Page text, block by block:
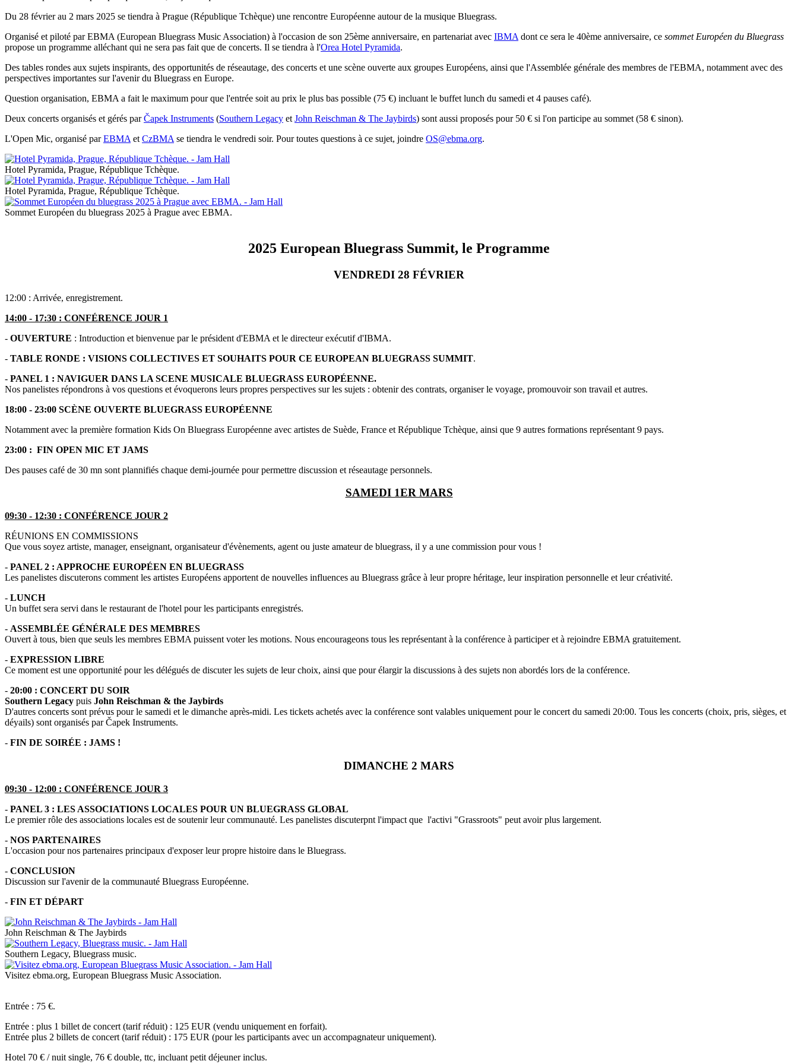
Du 28 février au 2 mars 2025 se tiendra à Prague (République Tchèque) une rencontre Européenne autour de la musique Bluegrass.
Organisé et piloté par EBMA (European Bluegrass Music Association) à l'occasion de son 25ème anniversaire, en partenariat avec IBMA dont ce sera le 40ème anniversaire, ce sommet Européen du Bluegrass
propose un programme alléchant qui ne sera pas fait que de concerts. Il se tiendra à l'Orea Hotel Pyramida.
Des tables rondes aux sujets inspirants, des opportunités de réseautage, des concerts et une scène ouverte aux groupes Européens, ainsi que l'Assemblée générale des membres de l'EBMA, notamment avec des
perspectives importantes sur l'avenir du Bluegrass en Europe.
Question organisation, EBMA a fait le maximum pour que l'entrée soit au prix le plus bas possible (75 €) incluant le buffet lunch du samedi et 4 pauses café).
Deux concerts organisés et gérés parČapek Instruments (Southern Legacy et John Reischman & The Jaybirds) sont aussi proposés pour 50 € si l'on participe au sommet (58 € sinon).
L'Open Mic, organisé parEBMA et CzBMA se tiendra le vendredi soir. Pour toutes questions à ce sujet, joindre OS@ebma.org.
Hotel Pyramida, Prague, République Tchèque.
Hotel Pyramida, Prague, République Tchèque.
Sommet Européen du bluegrass 2025 à Prague avec EBMA.
2025 European Bluegrass Summit, le Programme
VENDREDI 28 FÉVRIER
12:00 : Arrivée, enregistrement.
14:00 - 17:30 : CONFÉRENCE JOUR 1
- OUVERTURE : Introduction et bienvenue par le président d'EBMA et le directeur exécutif d'IBMA.
- TABLE RONDE : VISIONS COLLECTIVES ET SOUHAITS POUR CE EUROPEAN BLUEGRASS SUMMIT.
- PANEL 1 : NAVIGUER DANS LA SCENE MUSICALE BLUEGRASS EUROPÉENNE.
Nos panelistes répondrons à vos questions et évoquerons leurs propres perspectives sur les sujets : obtenir des contrats, organiser le voyage, promouvoir son travail et autres.
18:00 - 23:00 SCÈNE OUVERTE BLUEGRASS EUROPÉENNE
Notamment avec la première formation Kids On Bluegrass Européenne avec artistes de Suède, France et République Tchèque, ainsi que 9 autres formations représentant 9 pays.
23:00 : FIN OPEN MIC ET JAMS
Des pauses café de 30 mn sont plannifiés chaque demi-journée pour permettre discussion et réseautage personnels.
SAMEDI 1ER MARS
09:30 - 12:30 : CONFÉRENCE JOUR 2
RÉUNIONS EN COMMISSIONS
Que vous soyez artiste, manager, enseignant, organisateur d'évènements, agent ou juste amateur de bluegrass, il y a une commission pour vous !
- PANEL 2 : APPROCHE EUROPÉEN EN BLUEGRASS
Les panelistes discuterons comment les artistes Européens apportent de nouvelles influences au Bluegrass grâce à leur propre héritage, leur inspiration personnelle et leur créativité.
- LUNCH
Un buffet sera servi dans le restaurant de l'hotel pour les participants enregistrés.
- ASSEMBLÉE GÉNÉRALE DES MEMBRES
Ouvert à tous, bien que seuls les membres EBMA puissent voter les motions. Nous encourageons tous les représentant à la conférence à participer et à rejoindre EBMA gratuitement.
- EXPRESSION LIBRE
Ce moment est une opportunité pour les délégués de discuter les sujets de leur choix, ainsi que pour élargir la discussions à des sujets non abordés lors de la conférence.
- 20:00 : CONCERT DU SOIR
Southern Legacy puis John Reischman & the Jaybirds
D'autres concerts sont prévus pour le samedi et le dimanche après-midi. Les tickets achetés avec la conférence sont valables uniquement pour le concert du samedi 20:00. Tous les concerts (choix, pris, sièges, et
déyails) sont organisés par Čapek Instruments.
- FIN DE SOIRÉE : JAMS !
DIMANCHE 2 MARS
09:30 - 12:00 : CONFÉRENCE JOUR 3
- PANEL 3 : LES ASSOCIATIONS LOCALES POUR UN BLUEGRASS GLOBAL
Le premier rôle des associations locales est de soutenir leur communauté. Les panelistes discuterpnt l'impact que l'activi "Grassroots" peut avoir plus largement.
- NOS PARTENAIRES
L'occasion pour nos partenaires principaux d'exposer leur propre histoire dans le Bluegrass.
- CONCLUSION
Discussion sur l'avenir de la communauté Bluegrass Européenne.
- FIN ET DÉPART
John Reischman & The Jaybirds
Southern Legacy, Bluegrass music.
Visitez ebma.org, European Bluegrass Music Association.
Entrée : 75 €.
Entrée : plus 1 billet de concert (tarif réduit) : 125 EUR (vendu uniquement en forfait).
Entrée plus 2 billets de concert (tarif réduit) : 175 EUR (pour les participants avec un accompagnateur uniquement).
Hotel 70 € / nuit single, 76 € double, ttc, incluant petit déjeuner inclus.